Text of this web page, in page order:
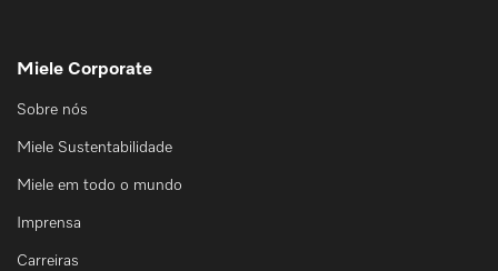
Miele Corporate
Sobre nós
Miele Sustentabilidade
Miele em todo o mundo
Imprensa
Carreiras